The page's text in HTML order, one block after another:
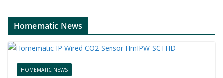
Homematic News
HOMEMATIC NEWS